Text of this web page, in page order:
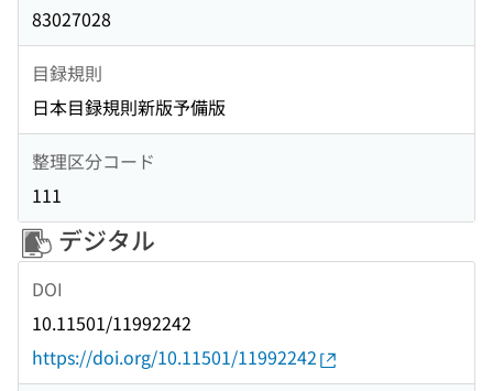
83027028
目録規則
日本目録規則新版予備版
整理区分コード
111
デジタル
DOI
10.11501/11992242
https://doi.org/10.11501/11992242